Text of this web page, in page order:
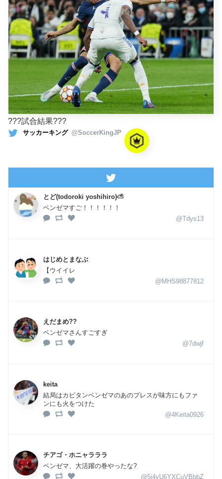
???試合結果???
サッカーキング @SoccerKingJP
とど(todoroki yoshihiro)⛅
ベンゼマすご！！！！！！
@Tdys13
はじめとまなぶ
【ウイイレ
@MHS98877812
えだまめ??
ベンゼマさんすごすぎ
@7dwjf
keita
結局はカピタンベンゼマのあのプレスが味方にもファ
ンにも火をつけた
@4Keita0926
チアゴ・ホニャラララ
ベンゼマ、大活躍の巻やったな?
@5j4yU6YXCuVBbbZ